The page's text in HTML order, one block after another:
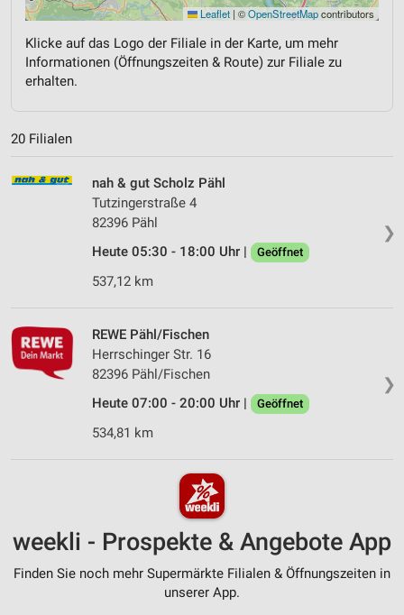
Leaflet |©OpenStreetMapcontributors
Klicke auf das Logo der Filiale in der Karte, um mehr
Informationen (Öffnungszeiten & Route) zur Filiale zu
erhalten.
20 Filialen
❯
nah & gut Scholz Pähl
Tutzingerstraße 4
82396 Pähl
Heute 05:30 - 18:00 Uhr |
Geöffnet
537,12 km
❯
REWE Pähl/Fischen
Herrschinger Str. 16
82396 Pähl/Fischen
Heute 07:00 - 20:00 Uhr |
Geöffnet
534,81 km
weekli - Prospekte & Angebote App
Finden Sie noch mehr Supermärkte Filialen & Öffnungszeiten in
unserer App.